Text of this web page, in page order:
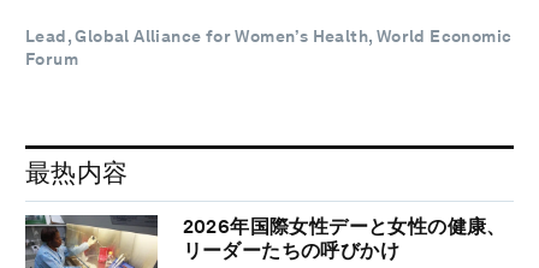
Lead, Global Alliance for Women’s Health, World Economic
Forum
最热内容
2026年国際女性デーと女性の健康、
リーダーたちの呼びかけ